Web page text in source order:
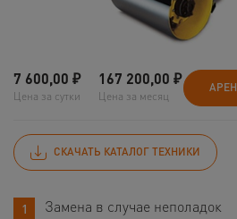
7 600,00 ₽
Цена за сутки
167 200,00 ₽
Цена за месяц
СКАЧАТЬ КАТАЛОГ ТЕХНИКИ
Замена в случае неполадок